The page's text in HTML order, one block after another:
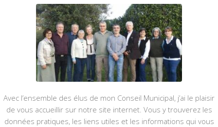
Avec l’ensemble des élus de mon Conseil Municipal, j’ai le plaisir
de vous accueillir sur notre site internet. Vous y trouverez les
données pratiques, les liens utiles et les informations qui vous